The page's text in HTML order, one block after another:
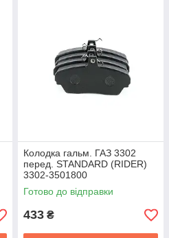
Колодка гальм. ГАЗ 3302
перед. STANDARD (RIDER)
3302-3501800
Готово до відправки
433 ₴